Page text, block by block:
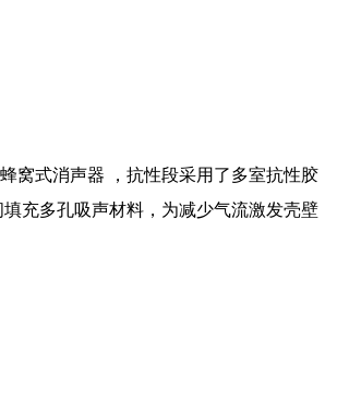
窝式消声器 ，抗性段采用了多室抗性胶
充多孔吸声材料，为减少气流激发壳壁